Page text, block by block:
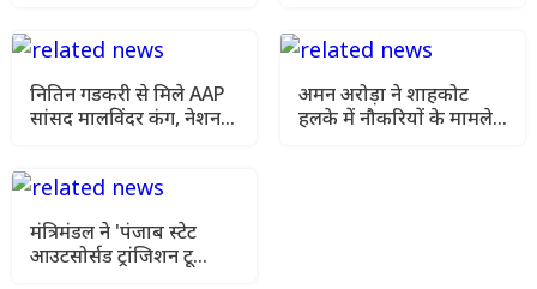
पेश किया
नितिन गडकरी से मिले AAP
सांसद मालविंदर कंग, नेशनल
अमन अरोड़ा ने शाहकोट
हलके में नौकरियों के मामले
मंत्रिमंडल ने 'पंजाब स्टेट
आउटसोर्सड ट्रांजिशन टू